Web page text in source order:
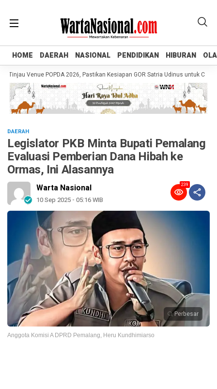
HOME DAERAH NASIONAL PENDIDIKAN HIBURAN
HOME DAERAH NASIONAL PENDIDIKAN HIBURAN
Venue POPDA 2026, Pastikan Kesiapan GOR Satria Udinus untuk Cabor
DAERAH
Legislator PKB Minta Bupati Pemalang
Evaluasi Pemberian Dana Hibah ke
Ormas, Ini Alasannya
Warta Nasional
10 Sep 2025 - 05:16 WIB
239
Perbesar
Anggota Komisi A DPRD Pemalang, Heru Kundhimiarso